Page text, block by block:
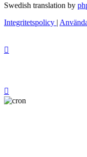
Swedish translation by
Integritetspolicy |